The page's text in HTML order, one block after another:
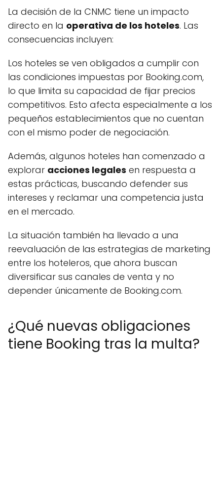
La decisión de la CNMC tiene un impacto
directo en la operativa de los hoteles. Las
consecuencias incluyen:
Los hoteles se ven obligados a cumplir con
las condiciones impuestas por Booking.com,
lo que limita su capacidad de fijar precios
competitivos. Esto afecta especialmente a los
pequeños establecimientos que no cuentan
con el mismo poder de negociación.
Además, algunos hoteles han comenzado a
explorar acciones legales en respuesta a
estas prácticas, buscando defender sus
intereses y reclamar una competencia justa
en el mercado.
La situación también ha llevado a una
reevaluación de las estrategias de marketing
entre los hoteleros, que ahora buscan
diversificar sus canales de venta y no
depender únicamente de Booking.com.
¿Qué nuevas obligaciones
tiene Booking tras la multa?